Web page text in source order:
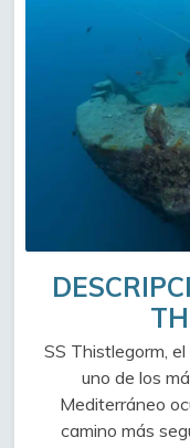
SS Thistlegorm,
uno de los
Mediterráneo
camino más